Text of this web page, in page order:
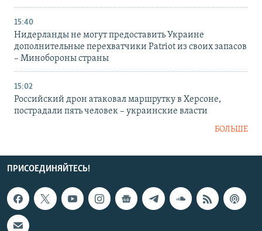
15:40
Нидерланды не могут предоставить Украине
дополнительные перехватчики Patriot из своих запасов
– Минобороны страны
15:02
Российский дрон атаковал маршрутку в Херсоне,
пострадали пять человек – украинские власти
БОЛЬШЕ
ПРИСОЕДИНЯЙТЕСЬ!